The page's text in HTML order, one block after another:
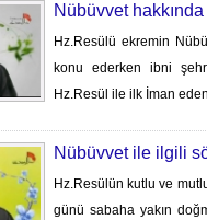
Nübüvvet
Hz.Resülü ekremin
konu ederken ibni
Hz.Resül ile ilk İman
Nübüvvet ile ilgili
Hz.Resülün kutlu ve
günü sabaha yakın